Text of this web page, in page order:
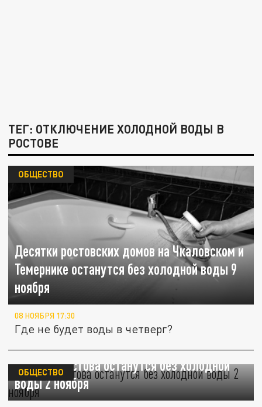
ТЕГ: ОТКЛЮЧЕНИЕ ХОЛОДНОЙ ВОДЫ В
РОСТОВЕ
Десятки ростовских домов на Чкаловском и
Темернике останутся без холодной воды 9
ноября
ОБЩЕСТВО
08 НОЯБРЯ 17:30
Где не будет воды в четверг?
Жители Ростова останутся без холодной
воды 2 ноября
ОБЩЕСТВО